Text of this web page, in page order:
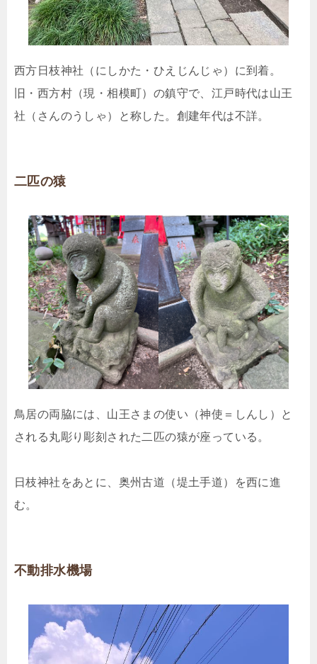
西方日枝神社（にしかた・ひえじんじゃ）に到着。
旧・西方村（現・相模町）の鎮守で、江戸時代は山王
社（さんのうしゃ）と称した。創建年代は不詳。
二匹の猿
鳥居の両脇には、山王さまの使い（神使＝しんし）と
される丸彫り彫刻された二匹の猿が座っている。
日枝神社をあとに、奥州古道（堤土手道）を西に進
む。
不動排水機場